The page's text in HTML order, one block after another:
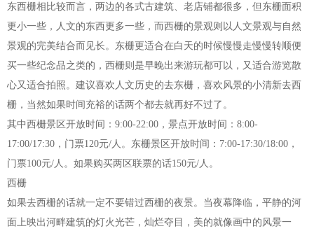
东西栅相比较而言，两边的各式古建筑、老店铺都很多，但东栅面积
更小一些，人文的东西更多一些，而西栅的景观则以人文景观与自然
景观的完美结合而见长。东栅更适合在白天的时候慢慢走慢慢转顺便
买一些纪念品之类的，西栅则是早晚出来游玩都可以，又适合游览散
心又适合拍照。建议喜欢人文历史的去东栅，喜欢风景的小清新去西
栅，当然如果时间充裕的话两个都去就再好不过了。
其中西栅景区开放时间：9:00-22:00，景点开放时间：8:00-
17:00/17:30，门票120元/人。东栅景区开放时间：7:00-17:30/18:00，
门票100元/人。如果购买两区联票的话150元/人。
西栅
如果去西栅的话就一定不要错过西栅的夜景。当夜幕降临，平静的河
面上映出河畔建筑的灯火光芒，灿烂夺目，美的就像画中的风景一